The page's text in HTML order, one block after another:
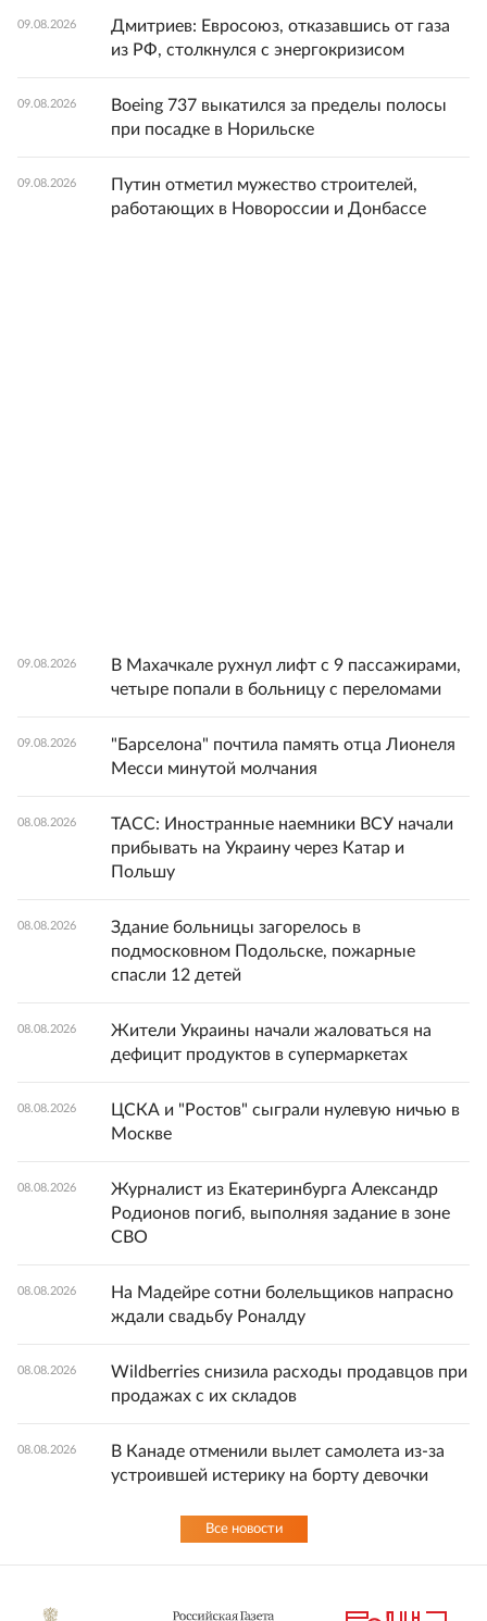
09.08.2026
Дмитриев: Евросоюз, отказавшись от газа
из РФ, столкнулся с энергокризисом
09.08.2026
Boeing 737 выкатился за пределы полосы
при посадке в Норильске
09.08.2026
Путин отметил мужество строителей,
работающих в Новороссии и Донбассе
09.08.2026
В Махачкале рухнул лифт с 9 пассажирами,
четыре попали в больницу с переломами
09.08.2026
"Барселона" почтила память отца Лионеля
Месси минутой молчания
08.08.2026
ТАСС: Иностранные наемники ВСУ начали
прибывать на Украину через Катар и
Польшу
08.08.2026
Здание больницы загорелось в
подмосковном Подольске, пожарные
спасли 12 детей
08.08.2026
Жители Украины начали жаловаться на
дефицит продуктов в супермаркетах
08.08.2026
ЦСКА и "Ростов" сыграли нулевую ничью в
Москве
08.08.2026
Журналист из Екатеринбурга Александр
Родионов погиб, выполняя задание в зоне
СВО
08.08.2026
На Мадейре сотни болельщиков напрасно
ждали свадьбу Роналду
08.08.2026
Wildberries снизила расходы продавцов при
продажах с их складов
08.08.2026
В Канаде отменили вылет самолета из-за
устроившей истерику на борту девочки
Все новости